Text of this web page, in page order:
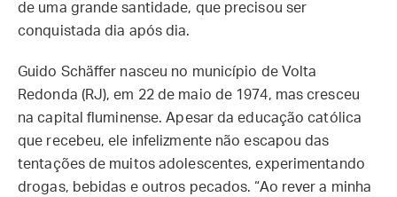
de uma grande santidade, que precisou ser
conquistada dia após dia.
Guido Schäffer nasceu no município de Volta
Redonda (RJ), em 22 de maio de 1974, mas cresceu
na capital fluminense. Apesar da educação católica
que recebeu, ele infelizmente não escapou das
tentações de muitos adolescentes, experimentando
drogas, bebidas e outros pecados. “Ao rever a minha